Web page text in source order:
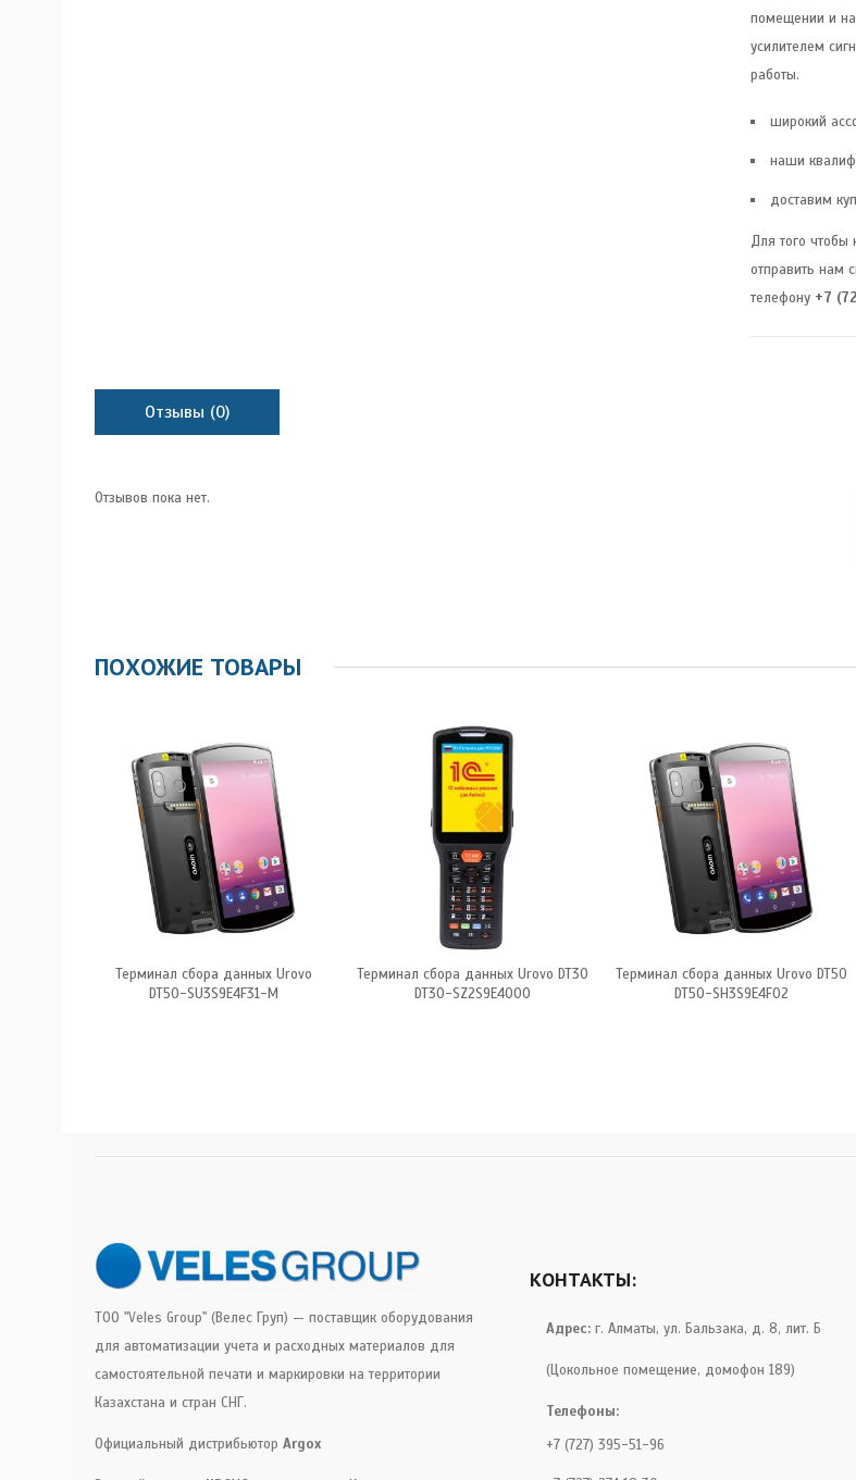
помещении и на
усилителем
работы.
широкий
наши
доставим
Для того чтобы
отправить нам
телефону +7
Отзывы (0)
Отзывов пока нет.
ПОХОЖИЕ ТОВАРЫ
Терминал сбора данных Urovo
DT50-SU3S9E4F31-M
Терминал сбора данных Urovo DT30
DT30-SZ2S9E4000
Терминал сбора данных Urovo DT50
DT50-SH3S9E4F02
ТОО "Veles Group" (Велес Груп) — поставщик оборудования
для автоматизации учета и расходных материалов для
самостоятельной печати и маркировки на территории
Казахстана и стран СНГ.
Официальный дистрибьютор Argox
КОНТАКТЫ:
Адрес: г. Алматы, ул. Бальзака, д. 8, лит. Б
(Цокольное помещение, домофон 189)
Телефоны:
+7 (727) 395-51-96